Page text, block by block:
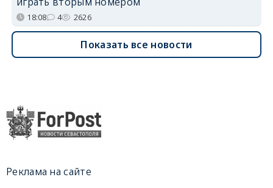
18:08 4 2626
Показать все новости
Реклама на сайте